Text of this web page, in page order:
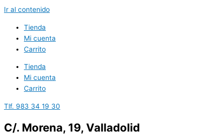
Ir al contenido
Tienda
Mi cuenta
Carrito
Tienda
Mi cuenta
Carrito
Tlf. 983 34 19 30
C/. Morena, 19, Valladolid